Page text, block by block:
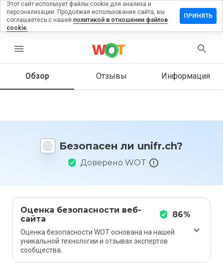
menu
Обзор Отзывы Информация
Безопасен ли unifr.ch?
Доверено WOT
Оценка безопасности веб-
сайта
86%
Оценка безопасности WOT основана на нашей
уникальной технологии и отзывах экспертов
сообщества.
на
Как бы
этот
Этот сайт использует файлы cookie для анализа и
персонализации. Продолжая использование сайта, вы
соглашаетесь с нашей политикой в отношении файлов
cookie.
ПРИНЯТЬ